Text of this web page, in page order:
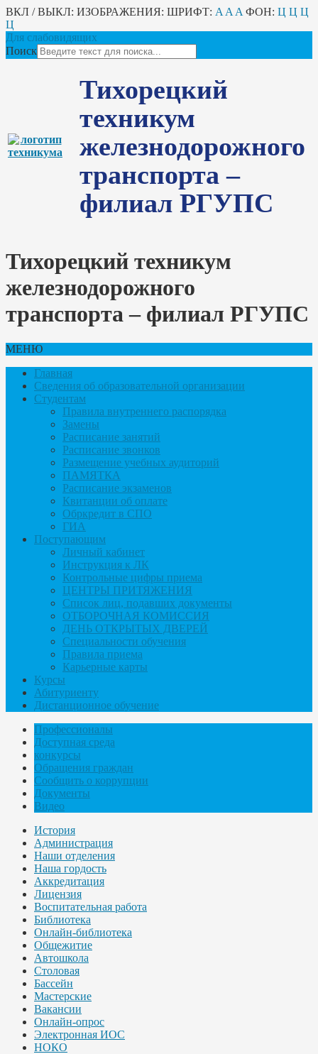
ВКЛ / ВЫКЛ: ИЗОБРАЖЕНИЯ: ШРИФТ: A A A ФОН: Ц Ц Ц
Ц
Для слабовидящих
Поиск
Тихорецкий
техникум
железнодорожного
транспорта –
филиал РГУПС
Тихорецкий техникум
железнодорожного
транспорта – филиал РГУПС
МЕНЮ
Главная
Сведения об образовательной организации
Студентам
Правила внутреннего распорядка
Замены
Расписание занятий
Расписание звонков
Размещение учебных аудиторий
ПАМЯТКА
Расписание экзаменов
Квитанции об оплате
Обркредит в СПО
ГИА
Поступающим
Личный кабинет
Инструкция к ЛК
Контрольные цифры приема
ЦЕНТРЫ ПРИТЯЖЕНИЯ
Список лиц, подавших документы
ОТБОРОЧНАЯ КОМИССИЯ
ДЕНЬ ОТКРЫТЫХ ДВЕРЕЙ
Специальности обучения
Правила приема
Карьерные карты
Курсы
Абитуриенту
Дистанционное обучение
Профессионалы
Доступная среда
конкурсы
Обращения граждан
Сообщить о коррупции
Документы
Видео
История
Администрация
Наши отделения
Наша гордость
Аккредитация
Лицензия
Воспитательная работа
Библиотека
Онлайн-библиотека
Общежитие
Автошкола
Столовая
Бассейн
Мастерские
Вакансии
Онлайн-опрос
Электронная ИОС
НОКО